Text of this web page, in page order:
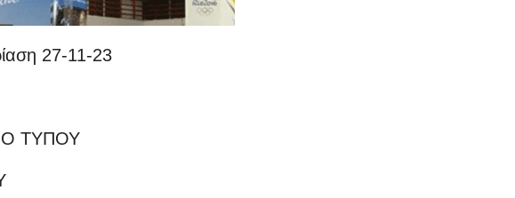
27-11-23
ΤΥΠΟΥ